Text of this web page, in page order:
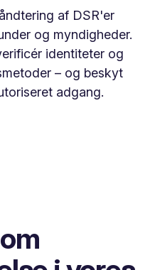
af DSR'er
og myndigheder.
identiteter og
– og beskyt
adgang.